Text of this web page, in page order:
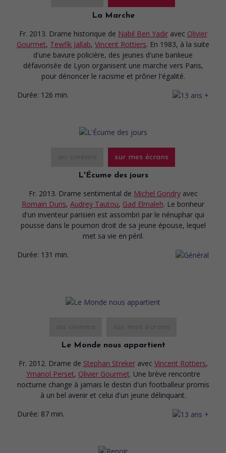
La Marche
Fr. 2013. Drame historique de Nabil Ben Yadir avec Olivier
Gourmet, Tewfik Jallab, Vincent Rottiers. En 1983, à la suite
d'une bavure policière, des jeunes d'une banlieue
défavorisée de Lyon organisent une marche vers Paris,
pour dénoncer le racisme et prôner l'égalité.
Durée: 126 min.
sur mes écrans
L'Écume des jours
Fr. 2013. Drame sentimental de Michel Gondry avec
Romain Duris, Audrey Tautou, Gad Elmaleh. Le bonheur
d'un inventeur parisien est assombri par le nénuphar qui
pousse dans le poumon droit de sa jeune épouse, lequel
met sa vie en péril.
Durée: 131 min.
Le Monde nous appartient
Fr. 2012. Drame de Stephan Streker avec Vincent Rottiers,
Ymanol Perset, Olivier Gourmet. Une brève rencontre
nocturne change à jamais le destin d'un footballeur promis
à un bel avenir et celui d'un jeune délinquant.
Durée: 87 min.